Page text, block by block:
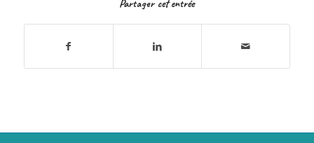
Partager cet entrée